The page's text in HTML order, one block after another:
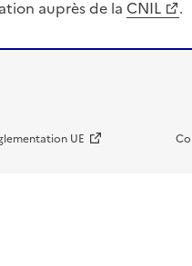
auprès de la CNIL .
UE